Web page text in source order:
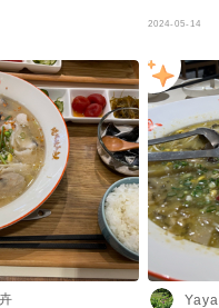
#排隊美食 #附菜單
2024-05-14
Yaya